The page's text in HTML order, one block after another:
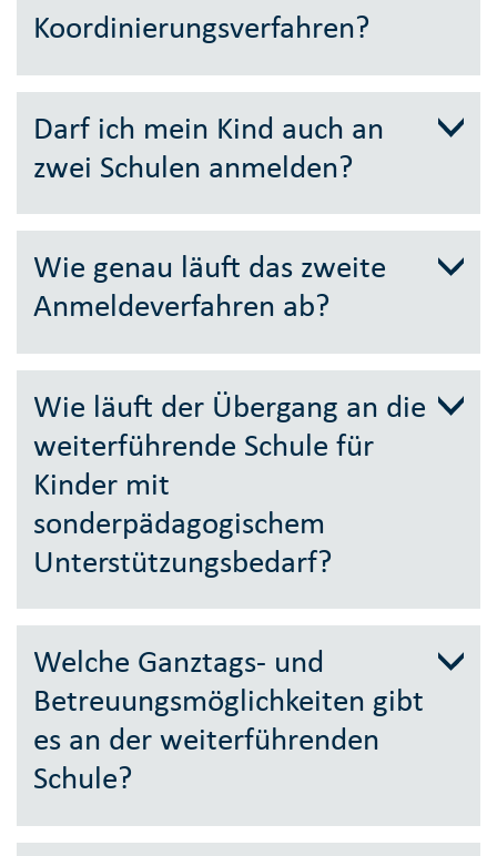
Koordinierungsverfahren?
Darf ich mein Kind auch an
zwei Schulen anmelden?
Wie genau läuft das zweite
Anmeldeverfahren ab?
Wie läuft der Übergang an die
weiterführende Schule für
Kinder mit
sonderpädagogischem
Unterstützungsbedarf?
Welche Ganztags- und
Betreuungsmöglichkeiten gibt
es an der weiterführenden
Schule?